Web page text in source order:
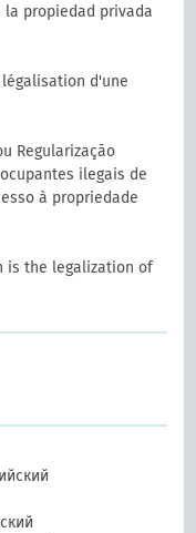
la propiedad privada
d'une
Regularização
ilegais de
à propriedade
is the legalization of